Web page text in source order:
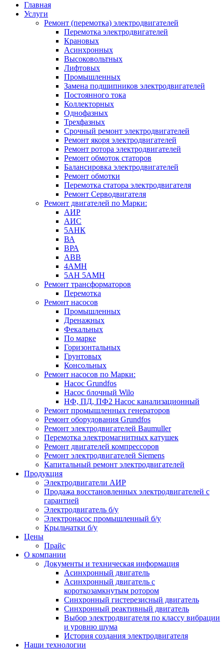
Главная
Услуги
Ремонт (перемотка) электродвигателей
Перемотка электродвигателей
Крановых
Асинхронных
Высоковольтных
Лифтовых
Промышленных
Замена подшипников электродвигателей
Постоянного тока
Коллекторных
Однофазных
Трехфазных
Срочный ремонт электродвигателей
Ремонт якоря электродвигателей
Ремонт ротора электродвигателей
Ремонт обмоток статоров
Балансировка электродвигателей
Ремонт обмотки
Перемотка статора электродвигателя
Ремонт Серводвигателя
Ремонт двигателей по Марки:
АИР
АИС
5АНК
ВА
ВРА
ABB
4АМН
5АН 5АМН
Ремонт трансформаторов
Перемотка
Ремонт насосов
Промышленных
Дренажных
Фекальных
По марке
Горизонтальных
Грунтовых
Консольных
Ремонт насосов по Марки:
Насос Grundfos
Насос блочный Wilo
НФ, ПД, ПФ2 Насос канализационный
Ремонт промышленных генераторов
Ремонт оборудования Grundfos
Ремонт электродвигателей Baumuller
Перемотка электромагнитных катушек
Ремонт двигателей компрессоров
Ремонт электродвигателей Siemens
Капитальный ремонт электродвигателей
Продукция
Электродвигатели АИР
Продажа восстановленных электродвигателей с
гарантией
Электродвигатель б/у
Электронасос промышленный б/у
Крыльчатки б/у
Цены
Прайс
О компании
Документы и техническая информация
Асинхронный двигатель
Асинхронный двигатель с
короткозамкнутым ротором
Синхронный гистерезисный двигатель
Синхронный реактивный двигатель
Выбор электродвигателя по классу вибрации
и уровню шума
История создания электродвигателя
Наши технологии